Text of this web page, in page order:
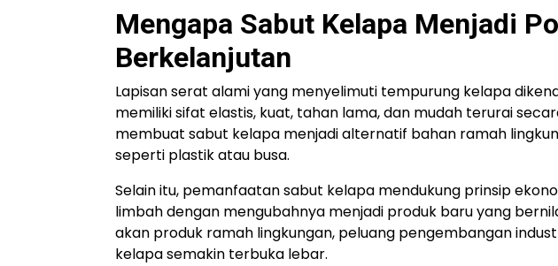
Mengapa Sabut Kelapa Menjadi
Berkelanjutan
Lapisan serat alami yang menyelimuti tempurung kelapa
memiliki sifat elastis, kuat, tahan lama, dan mudah terurai
membuat sabut kelapa menjadi alternatif bahan ramah
seperti plastik atau busa.
Selain itu, pemanfaatan sabut kelapa mendukung prinsip
limbah dengan mengubahnya menjadi produk baru yang
akan produk ramah lingkungan, peluang pengembangan
kelapa semakin terbuka lebar.